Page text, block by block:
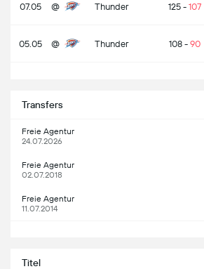
07.05 @ Thunder 125- 107
05.05 @ Thunder 108- 90
Transfers
Freie Agentur
24.07.2026
Freie Agentur
02.07.2018
Freie Agentur
11.07.2014
Titel